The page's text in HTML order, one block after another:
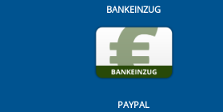
BANKEINZUG
PAYPAL